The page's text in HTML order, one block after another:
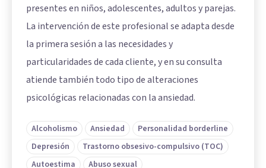
presentes en niños, adolescentes, adultos y parejas.
La intervención de este profesional se adapta desde
la primera sesión a las necesidades y
particularidades de cada cliente, y en su consulta
atiende también todo tipo de alteraciones
psicológicas relacionadas con la ansiedad.
Alcoholismo Ansiedad
Personalidad borderline
Depresión
Trastorno obsesivo-compulsivo (TOC)
Autoestima
Abuso sexual